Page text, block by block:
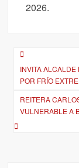
2026.
de
entradas
INVITA
POR FRÍO
REITERA
VULNERABLE A